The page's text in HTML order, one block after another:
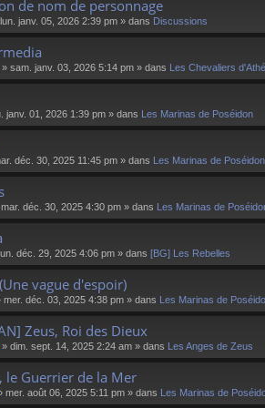
de nom de personnage
lun. janv. 05, 2026 2:39 pm » dans Discussions
» sam. janv. 03, 2026 5:14 pm » dans Les Chevaliers
janv. 01, 2026 1:39 pm » dans Les Marinas de Poséidon
déc. 30, 2025 11:45 pm » dans Les Marinas de Poséidon
mar. déc. 30, 2025 4:30 pm » dans Les Marinas de
lun. déc. 29, 2025 4:06 pm » dans [BG] Les Rebelles
vague d'espoir)
mer. déc. 03, 2025 4:38 pm » dans Les Marinas de
Zeus, Roi des Dieux
» dim. sept. 14, 2025 2:24 am » dans Les Anges de Zeus
le Guerrier de la Mer
mer. août 06, 2025 5:11 pm » dans Les Marinas de